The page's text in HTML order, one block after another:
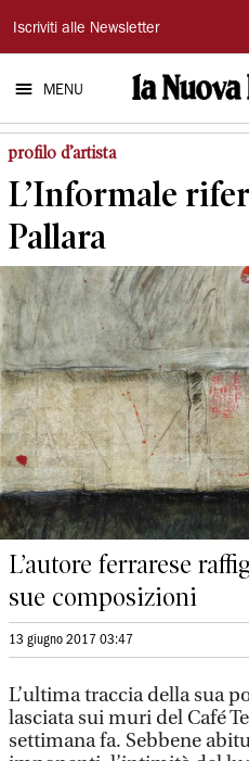
La
Nuova
Ferrara
Iscriviti alle Newsletter
MENU
profilo d’artista
L’Informale
Pallara
L’autore ferrarese
sue composizioni
13 giugno 2017 03:47
L’ultima traccia della sua
lasciata sui muri del Café
settimana fa. Sebbene